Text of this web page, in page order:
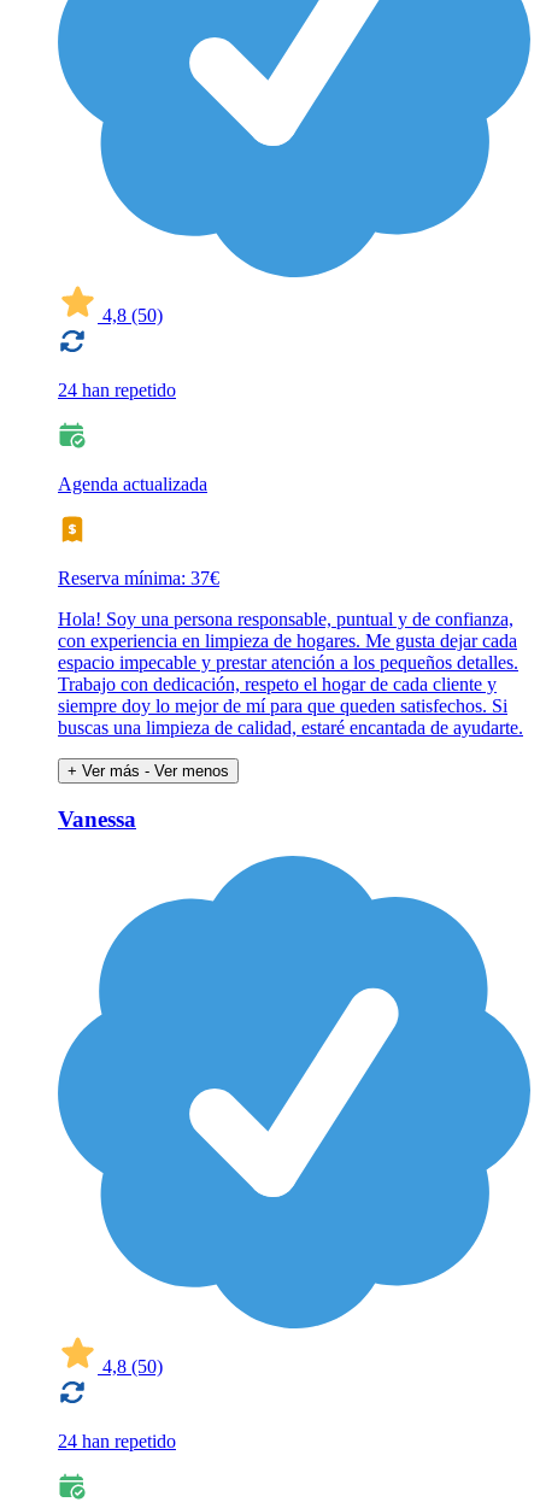
4,8 (50)
24 han repetido
Agenda actualizada
Reserva mínima: 37€
Hola! Soy una persona responsable, puntual y de confianza,
con experiencia en limpieza de hogares. Me gusta dejar cada
espacio impecable y prestar atención a los pequeños detalles.
Trabajo con dedicación, respeto el hogar de cada cliente y
siempre doy lo mejor de mí para que queden satisfechos. Si
buscas una limpieza de calidad, estaré encantada de ayudarte.
+ Ver más - Ver menos
Vanessa
4,8 (50)
24 han repetido